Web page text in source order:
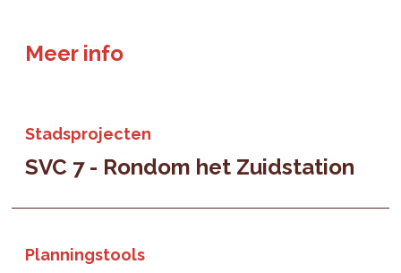
Meer info
Stadsprojecten
SVC 7 - Rondom het Zuidstation
Planningstools